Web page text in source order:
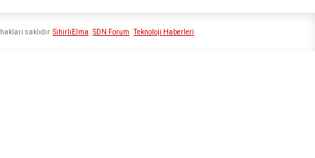
SihirliElma SDN Forum Teknoloji Haberleri
saklıdır